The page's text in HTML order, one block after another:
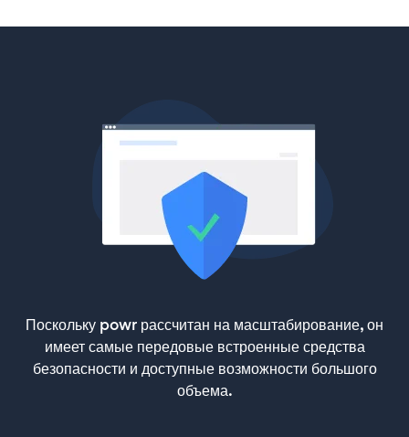
Поскольку powr рассчитан на масштабирование, он
имеет самые передовые встроенные средства
безопасности и доступные возможности большого
объема.